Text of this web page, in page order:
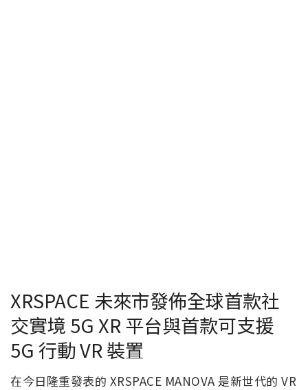
XRSPACE 未來市發佈全球首款社
交實境 5G XR 平台與首款可支援
5G 行動 VR 裝置
在今日隆重發表的 XRSPACE MANOVA 是新世代的 VR